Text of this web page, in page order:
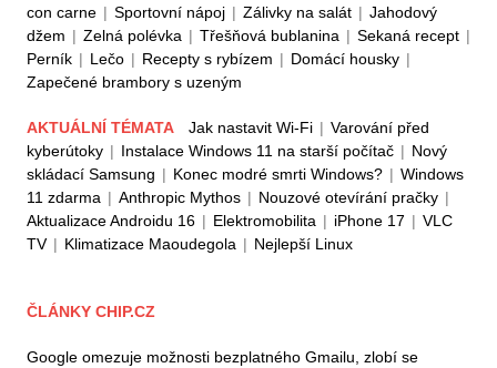
con carne | Sportovní nápoj | Zálivky na salát | Jahodový
džem | Zelná polévka | Třešňová bublanina | Sekaná recept |
Perník | Lečo | Recepty s rybízem | Domácí housky |
Zapečené brambory s uzeným
AKTUÁLNÍ TÉMATA Jak nastavit Wi-Fi | Varování před
kyberútoky | Instalace Windows 11 na starší počítač | Nový
skládací Samsung | Konec modré smrti Windows? | Windows
11 zdarma | Anthropic Mythos | Nouzové otevírání pračky |
Aktualizace Androidu 16 | Elektromobilita | iPhone 17 | VLC
TV | Klimatizace Maoudegola | Nejlepší Linux
ČLÁNKY CHIP.CZ
Google omezuje možnosti bezplatného Gmailu, zlobí se